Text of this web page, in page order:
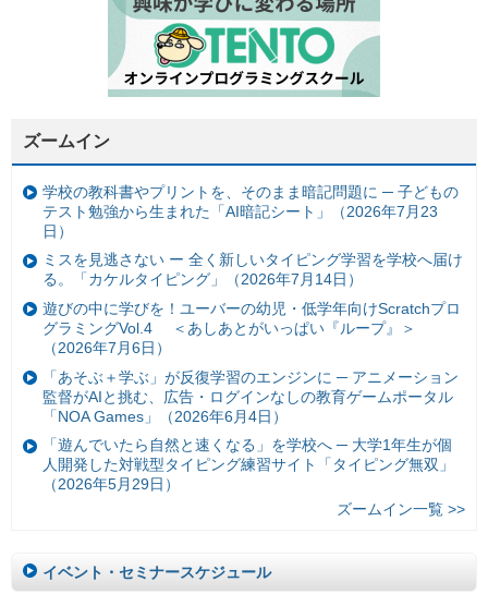
ズームイン
学校の教科書やプリントを、そのまま暗記問題に ─ 子どもの
テスト勉強から生まれた「AI暗記シート」（2026年7月23
日）
ミスを見逃さない ー 全く新しいタイピング学習を学校へ届け
る。「カケルタイピング」（2026年7月14日）
遊びの中に学びを！ユーバーの幼児・低学年向けScratchプロ
グラミングVol.4 ＜あしあとがいっぱい『ループ』＞
（2026年7月6日）
「あそぶ＋学ぶ」が反復学習のエンジンに ─ アニメーション
監督がAIと挑む、広告・ログインなしの教育ゲームポータル
「NOA Games」（2026年6月4日）
「遊んでいたら自然と速くなる」を学校へ ─ 大学1年生が個
人開発した対戦型タイピング練習サイト「タイピング無双」
（2026年5月29日）
ズームイン一覧 >>
イベント・セミナースケジュール